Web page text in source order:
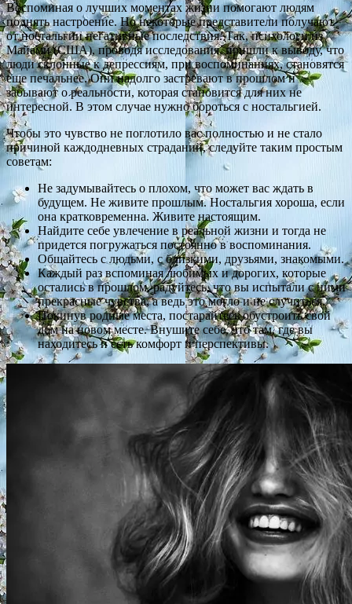
Воспоминая о лучших моментах жизни помогают людям
поднять настроение. Но некоторые представители получают
от ностальгии негативные последствия. Так, психологи из
Майами (США), проводя исследования, пришли к выводу, что
люди склонные к депрессиям, при воспоминаниях, становятся
еще печальнее. Они надолго застревают в прошлом и
забывают о реальности, которая становится для них не
интересной. В этом случае нужно бороться с ностальгией.
Чтобы это чувство не поглотило вас полностью и не стало
причиной каждодневных страданий, следуйте таким простым
советам:
Не задумывайтесь о плохом, что может вас ждать в
будущем. Не живите прошлым. Ностальгия хороша, если
она кратковременна. Живите настоящим.
Найдите себе увлечение в реальной жизни и тогда не
придется погружаться постоянно в воспоминания.
Общайтесь с людьми, с близкими, друзьями, знакомыми.
Каждый раз вспоминая любимых и дорогих, которые
остались в прошлом, радуйтесь, что вы испытали с ними
прекрасные чувства, а ведь это могло и не случиться.
Покинув родные места, постарайтесь обустроить свой
дом на новом месте. Внушите себе, что там, где вы
находитесь и есть комфорт и перспективы.